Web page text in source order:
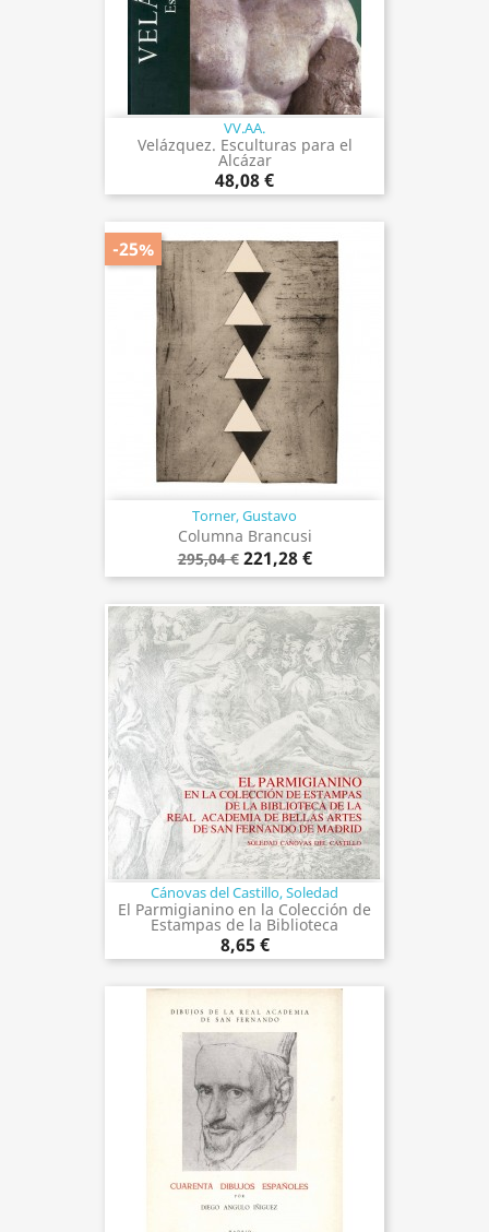
VV.AA.
Velázquez. Esculturas para el
Alcázar
48,08 €
Torner, Gustavo
Columna Brancusi
295,04 € 221,28 €
-25%
Cánovas del Castillo, Soledad
El Parmigianino en la Colección de
Estampas de la Biblioteca
8,65 €